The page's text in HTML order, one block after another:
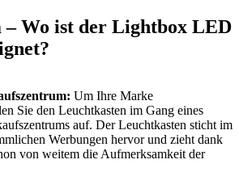
– Wo ist der Lightbox LED
Um Ihre Marke
Sie den Leuchtkasten im Gang eines
auf. Der Leuchtkasten sticht im
Werbungen hervor und zieht dank
von weitem die Aufmerksamkeit der